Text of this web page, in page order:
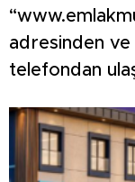
adresinden ve
telefondan